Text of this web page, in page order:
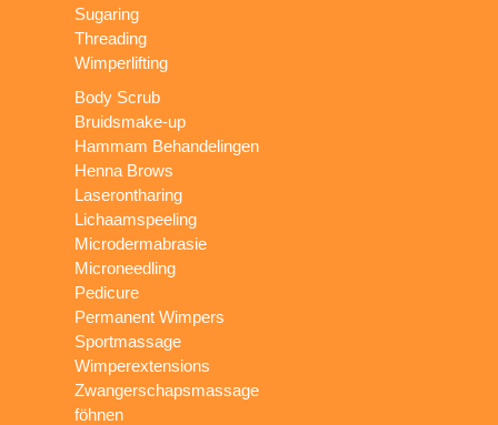
Sugaring
Threading
Wimperlifting
Body Scrub
Bruidsmake-up
Hammam Behandelingen
Henna Brows
Laserontharing
Lichaamspeeling
Microdermabrasie
Microneedling
Pedicure
Permanent Wimpers
Sportmassage
Wimperextensions
Zwangerschapsmassage
föhnen